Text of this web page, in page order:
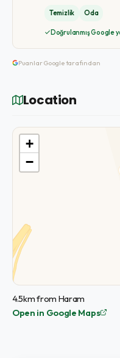
Temizlik Oda
Doğrulanmış Google
Puanlar Google tarafından
Location
+
−
4.5km from Haram
Open in Google Maps